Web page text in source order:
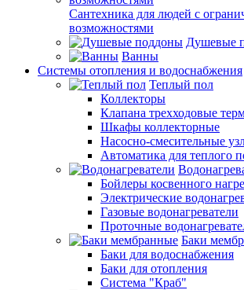
Сантехника для людей с
возможностями
Душевые
Ванны
Системы отопления и водоснабжения
Теплый пол
Коллекторы
Клапана трехходовые
Шкафы коллекторные
Насосно-смесительные
Автоматика для теплого
Бойлеры косвенного
Электрические
Газовые водонагреватели
Проточные
Баки
Баки для водоснабжения
Баки для отопления
Система "Краб"